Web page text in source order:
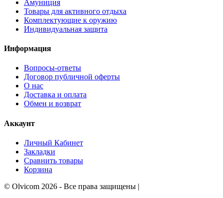
Амуниция
Товары для активного отдыха
Комплектующие к оружию
Индивидуальная защита
Информация
Вопросы-ответы
Договор публичной оферты
О нас
Доставка и оплата
Обмен и возврат
Аккаунт
Личный Кабинет
Закладки
Сравнить товары
Корзина
© Olvicom 2026 - Все права защищены |